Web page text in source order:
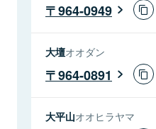
964-0949
大壇オオダン
964-0891
大平山オオヒラヤマ